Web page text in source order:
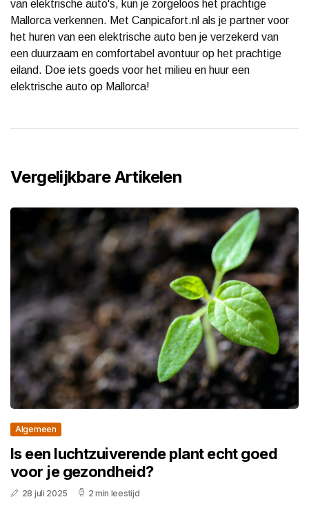
van elektrische auto's, kun je zorgeloos het prachtige
Mallorca verkennen. Met Canpicafort.nl als je partner voor
het huren van een elektrische auto ben je verzekerd van
een duurzaam en comfortabel avontuur op het prachtige
eiland. Doe iets goeds voor het milieu en huur een
elektrische auto op Mallorca!
Vergelijkbare Artikelen
Algemeen
Is een luchtzuiverende plant echt goed
voor je gezondheid?
28 juli 2025 2 min leestijd